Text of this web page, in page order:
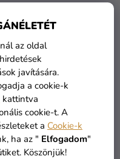
az oldal
javítására.
a cookie-k
kattintva
cookie-t. A
a Cookie-k
ha az " Elfogadom"
Köszönjük!
sorsjegy
az oltárhoz ? -
bouquet
Ft